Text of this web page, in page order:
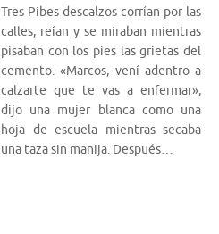
Tres Pibes descalzos corrían por las
calles, reían y se miraban mientras
pisaban con los pies las grietas del
cemento. «Marcos, vení adentro a
calzarte que te vas a enfermar»,
dijo una mujer blanca como una
hoja de escuela mientras secaba
taza sin manija. Después…